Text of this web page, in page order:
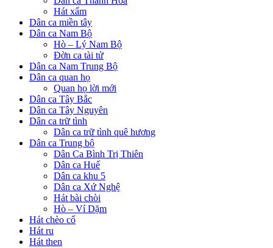
Hát xẩm
Dân ca miền tây
Dân ca Nam Bộ
Hò – Lý Nam Bộ
Đờn ca tài tử
Dân ca Nam Trung Bộ
Dân ca quan họ
Quan họ lời mới
Dân ca Tây Bắc
Dân ca Tây Nguyên
Dân ca trữ tình
Dân ca trữ tình quê hương
Dân ca Trung bộ
Dân Ca Bình Trị Thiên
Dân ca Huế
Dân ca khu 5
Dân ca Xứ Nghệ
Hát bài chòi
Hò – Ví Dặm
Hát chèo cổ
Hát ru
Hát then